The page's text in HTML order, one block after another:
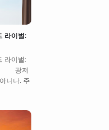
라이벌:
라이벌:
우 광저
니다. 주